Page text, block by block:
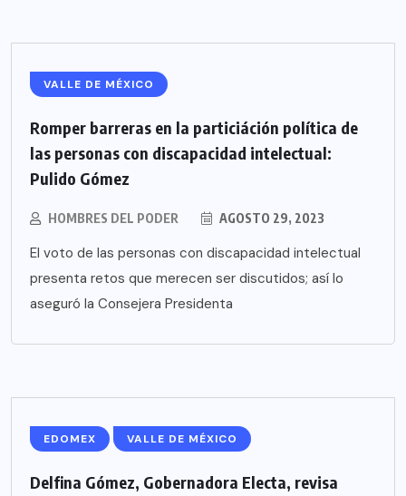
VALLE DE MÉXICO
Romper barreras en la particiáción política de
las personas con discapacidad intelectual:
Pulido Gómez
HOMBRES DEL PODER AGOSTO 29, 2023
El voto de las personas con discapacidad intelectual
presenta retos que merecen ser discutidos; así lo
aseguró la Consejera Presidenta
EDOMEX VALLE DE MÉXICO
Delfina Gómez, Gobernadora Electa, revisa